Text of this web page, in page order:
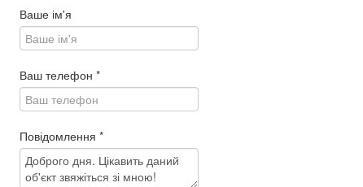
Ваше ім'я
Ваш телефон *
Повідомлення *